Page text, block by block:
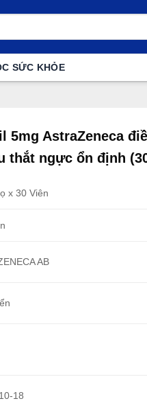
SỨC KHỎE
5mg AstraZeneca
thắt ngực ổn định
x 30 Viên
AB
18